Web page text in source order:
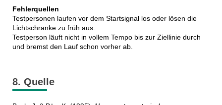
Fehlerquellen
Testpersonen laufen vor dem Startsignal los oder lösen die
Lichtschranke zu früh aus.
Testperson läuft nicht in vollem Tempo bis zur Ziellinie durch
und bremst den Lauf schon vorher ab.
8. Quelle